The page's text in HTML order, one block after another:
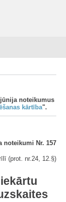
noteikumus
kārtība".
noteikumi Nr. 157
(prot. nr.24, 12.§)